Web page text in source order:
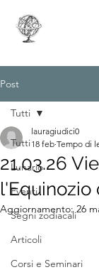
Post
Tutti
Lunario
Eventi
Segni zodiacali
Articoli
Corsi e Seminari
Tutti
21.03.26
l'Equinozio
lauragiudici0
18 feb Tempo di
Aggiornamento:26